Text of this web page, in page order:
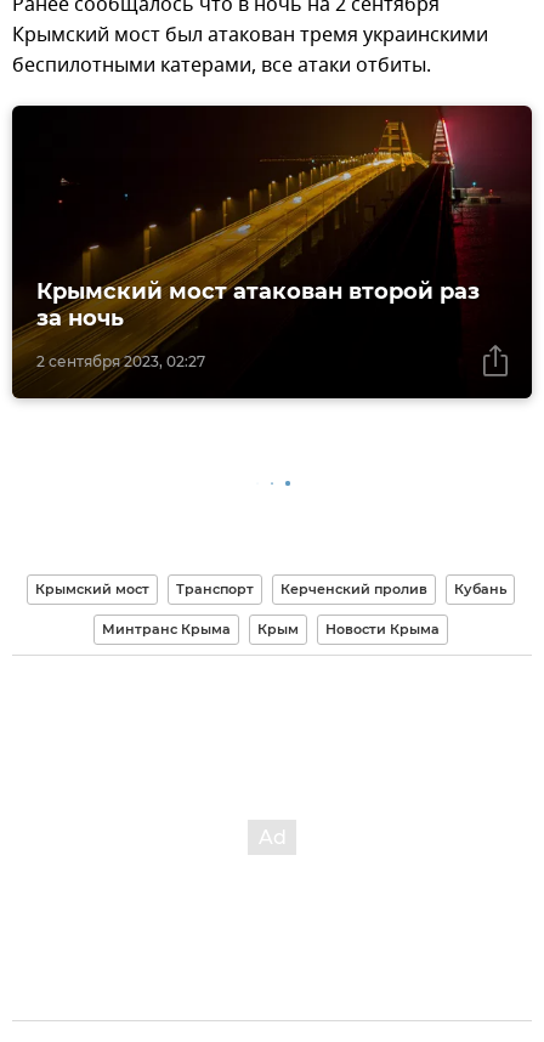
Крымский мост был атакован тремя украинскими
беспилотными катерами, все атаки отбиты.
2 сентября 2023, 02:27
Крымский мост атакован второй раз
за ночь
Крымский мост Транспорт Керченский пролив Кубань
Минтранс Крыма Крым Новости Крыма